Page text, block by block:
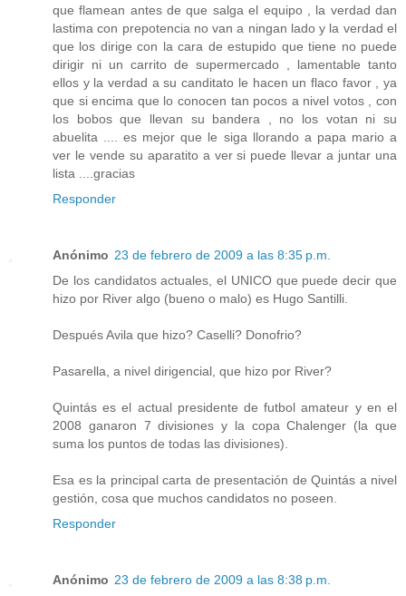
que flamean antes de que salga el equipo , la verdad dan
lastima con prepotencia no van a ningan lado y la verdad el
que los dirige con la cara de estupido que tiene no puede
dirigir ni un carrito de supermercado , lamentable tanto
ellos y la verdad a su canditato le hacen un flaco favor , ya
que si encima que lo conocen tan pocos a nivel votos , con
los bobos que llevan su bandera , no los votan ni su
abuelita .... es mejor que le siga llorando a papa mario a
ver le vende su aparatito a ver si puede llevar a juntar una
lista ....gracias
Responder
Anónimo 23 de febrero de 2009 a las 8:35 p.m.
De los candidatos actuales, el UNICO que puede decir que
hizo por River algo (bueno o malo) es Hugo Santilli.
Después Avila que hizo? Caselli? Donofrio?
Pasarella, a nivel dirigencial, que hizo por River?
Quintás es el actual presidente de futbol amateur y en el
2008 ganaron 7 divisiones y la copa Chalenger (la que
suma los puntos de todas las divisiones).
Esa es la principal carta de presentación de Quintás a nivel
gestión, cosa que muchos candidatos no poseen.
Responder
Anónimo 23 de febrero de 2009 a las 8:38 p.m.